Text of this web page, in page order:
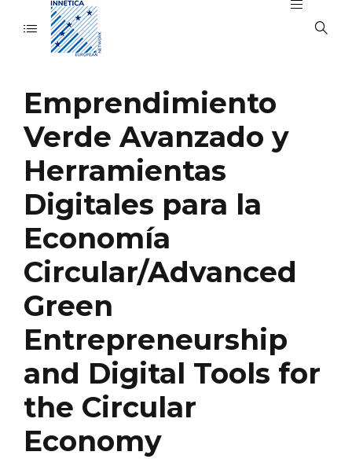
Emprendimiento
Verde Avanzado y
Herramientas
Digitales para la
Economía
Circular/Advanced
Green
Entrepreneurship
and Digital Tools for
the Circular
Economy